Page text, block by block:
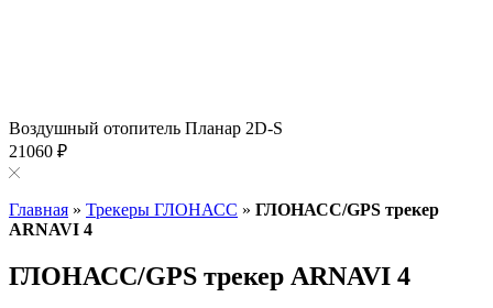
Воздушный отопитель Планар 2D-S
21060 ₽
Главная » Трекеры ГЛОНАСС » ГЛОНАСС/GPS трекер
ARNAVI 4
ГЛОНАСС/GPS трекер ARNAVI 4